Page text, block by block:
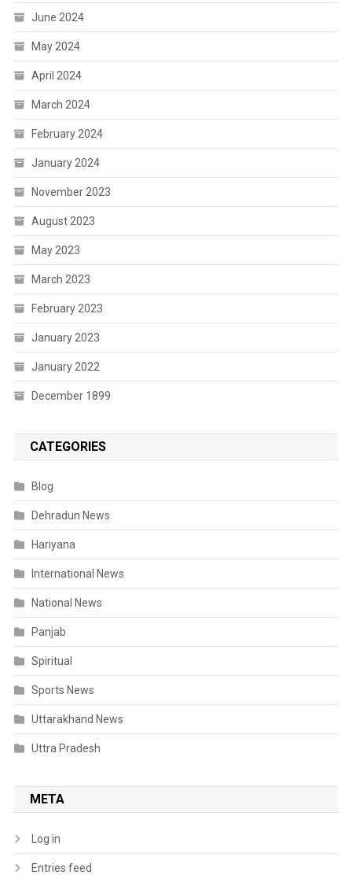
June 2024
May 2024
April 2024
March 2024
February 2024
January 2024
November 2023
August 2023
May 2023
March 2023
February 2023
January 2023
January 2022
December 1899
CATEGORIES
Blog
Dehradun News
Hariyana
International News
National News
Panjab
Spiritual
Sports News
Uttarakhand News
Uttra Pradesh
META
Log in
Entries feed